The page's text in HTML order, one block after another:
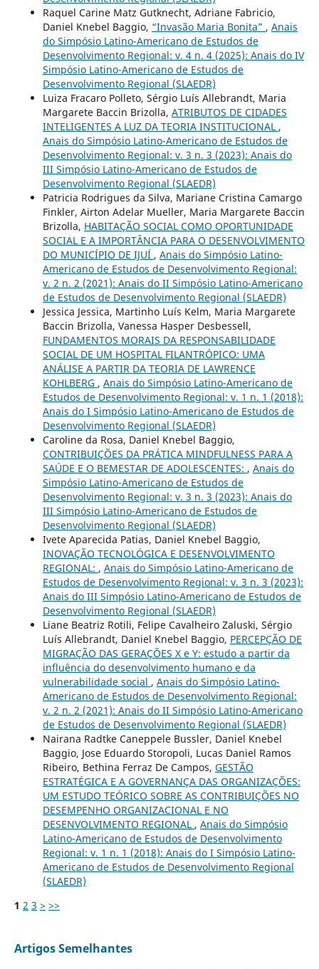
Raquel Carine Matz Gutknecht, Adriane Fabricio,
Daniel Knebel Baggio, “Invasão Maria Bonita” , Anais
do Simpósio Latino-Americano de Estudos de
Desenvolvimento Regional: v. 4 n. 4 (2025): Anais do IV
Simpósio Latino-Americano de Estudos de
Desenvolvimento Regional (SLAEDR)
Luiza Fracaro Polleto, Sérgio Luís Allebrandt, Maria
Margarete Baccin Brizolla, ATRIBUTOS DE CIDADES
INTELIGENTES A LUZ DA TEORIA INSTITUCIONAL ,
Anais do Simpósio Latino-Americano de Estudos de
Desenvolvimento Regional: v. 3 n. 3 (2023): Anais do
III Simpósio Latino-Americano de Estudos de
Desenvolvimento Regional (SLAEDR)
Patricia Rodrigues da Silva, Mariane Cristina Camargo
Finkler, Airton Adelar Mueller, Maria Margarete Baccin
Brizolla, HABITAÇÃO SOCIAL COMO OPORTUNIDADE
SOCIAL E A IMPORTÂNCIA PARA O DESENVOLVIMENTO
DO MUNICÍPIO DE IJUÍ , Anais do Simpósio Latino-
Americano de Estudos de Desenvolvimento Regional:
v. 2 n. 2 (2021): Anais do II Simpósio Latino-Americano
de Estudos de Desenvolvimento Regional (SLAEDR)
Jessica Jessica, Martinho Luís Kelm, Maria Margarete
Baccin Brizolla, Vanessa Hasper Desbessell,
FUNDAMENTOS MORAIS DA RESPONSABILIDADE
SOCIAL DE UM HOSPITAL FILANTRÓPICO: UMA
ANÁLISE A PARTIR DA TEORIA DE LAWRENCE
KOHLBERG , Anais do Simpósio Latino-Americano de
Estudos de Desenvolvimento Regional: v. 1 n. 1 (2018):
Anais do I Simpósio Latino-Americano de Estudos de
Desenvolvimento Regional (SLAEDR)
Caroline da Rosa, Daniel Knebel Baggio,
CONTRIBUIÇÕES DA PRÁTICA MINDFULNESS PARA A
SAÚDE E O BEMESTAR DE ADOLESCENTES: , Anais do
Simpósio Latino-Americano de Estudos de
Desenvolvimento Regional: v. 3 n. 3 (2023): Anais do
III Simpósio Latino-Americano de Estudos de
Desenvolvimento Regional (SLAEDR)
Ivete Aparecida Patias, Daniel Knebel Baggio,
INOVAÇÃO TECNOLÓGICA E DESENVOLVIMENTO
REGIONAL: , Anais do Simpósio Latino-Americano de
Estudos de Desenvolvimento Regional: v. 3 n. 3 (2023):
Anais do III Simpósio Latino-Americano de Estudos de
Desenvolvimento Regional (SLAEDR)
Liane Beatriz Rotili, Felipe Cavalheiro Zaluski, Sérgio
Luís Allebrandt, Daniel Knebel Baggio, PERCEPÇÃO DE
MIGRAÇÃO DAS GERAÇÕES X e Y: estudo a partir da
influência do desenvolvimento humano e da
vulnerabilidade social , Anais do Simpósio Latino-
Americano de Estudos de Desenvolvimento Regional:
v. 2 n. 2 (2021): Anais do II Simpósio Latino-Americano
de Estudos de Desenvolvimento Regional (SLAEDR)
Nairana Radtke Caneppele Bussler, Daniel Knebel
Baggio, Jose Eduardo Storopoli, Lucas Daniel Ramos
Ribeiro, Bethina Ferraz De Campos, GESTÃO
ESTRATÉGICA E A GOVERNANÇA DAS ORGANIZAÇÕES:
UM ESTUDO TEÓRICO SOBRE AS CONTRIBUIÇÕES NO
DESEMPENHO ORGANIZACIONAL E NO
DESENVOLVIMENTO REGIONAL , Anais do Simpósio
Latino-Americano de Estudos de Desenvolvimento
Regional: v. 1 n. 1 (2018): Anais do I Simpósio Latino-
Americano de Estudos de Desenvolvimento Regional
(SLAEDR)
1 2 3 > >>
Artigos Semelhantes